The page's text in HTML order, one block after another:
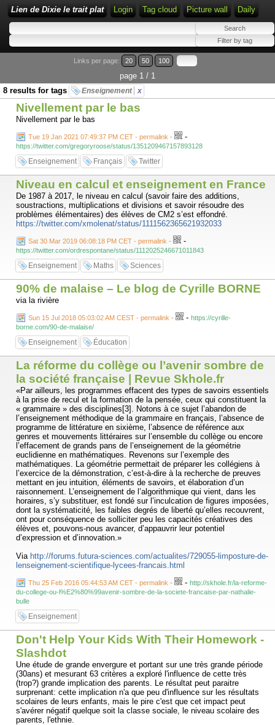
Lien de Dixie le trait plat Login Tag cloud Picture wall Daily
Links per page: 20 50 100
page 1 / 1
8 results for tags
Enseignement x
Nivellement par le bas
Nivellement par le bas
Tue 19 Jan 2021 07:49:37 PM CET - permalink - -
https://twitter.com/gregoryroose/status/1351209467157893128
Enseignement Français Twitter
Niveau en calcul et enseignement en France
De 1987 à 2017, le niveau en calcul (savoir faire des additions,
soustractions, multiplications et divisions et savoir résoudre des
problèmes élémentaires) des élèves de CM2 s’est effondré.
https://twitter.com/xmolenat/status/1111562365621932033
Sat 30 Mar 2019 06:08:18 PM CET - permalink - -
https://twitter.com/ordrespontane/status/1112025246671011843
Enseignement Maths Sciences
90% de malaise – Le blog de Cyrille BORNE
via la rivière
Sun 15 Jul 2018 05:03:02 AM CEST - permalink - - https://cyrille-
borne.com/90-de-malaise/
Enseignement Éducation
La réforme du collège ou l’avenir sombre de
la société française | Revue Skhole.fr
«Par ailleurs, les programmes effacent des types de savoirs essentiels
à la prise de recul et la formation de la pensée, ceux qui constituent la
« grammaire » des disciplines[3]. Notons à ce sujet l’abandon de
l’enseignement méthodique de la grammaire en français, l’absence de
programme de littérature en sixième, l’absence de référence aux
genres et mouvements littéraires sur l’ensemble du collège ou encore
l’effacement de grands pans de l’enseignement de la géométrie
euclidienne en mathématiques. Revenons sur l’exemple des
mathématiques. La géométrie permettait de préparer les collégiens à
l’exercice de la démonstration, c’est-à-dire à la recherche de preuves
mettant en jeu intuition, éléments de savoirs, et élaboration d’un
raisonnement. L’enseignement de l’algorithmique qui vient, dans les
horaires, s’y substituer, est fondé sur l’inculcation de figures imposées,
dont la systématicité, les faibles degrés de liberté qu’elles recouvrent,
ont pour conséquence de solliciter peu les capacités créatives des
élèves et, pouvons-nous avancer, d’appauvrir leur potentiel
d’expression et d’innovation.»
Via http://forums.futura-sciences.com/actualites/729055-limposture-de-
lenseignement-scientifique-lycees-francais.html
Thu 25 Feb 2016 05:44:53 AM CET - permalink - - http://skhole.fr/la-reforme-
du-college-ou-l%E2%80%99avenir-sombre-de-la-societe-francaise-par-nathalie-
bulle
Enseignement
Don't Help Your Kids With Their Homework -
Slashdot
Une étude de grande envergure et portant sur une très grande période
(30ans) et mesurant 63 critères a exploré l'influence de cette très
(trop?) grande implication des parents. Le résultat peut paraitre
surprenant: cette implication n'a que peu d'influence sur les résultats
scolaires de leurs enfants, mais le pire c'est que cet impact peut
s'avérer négatif quelque soit la classe sociale, le niveau scolaire des
parents, l'ethnie.